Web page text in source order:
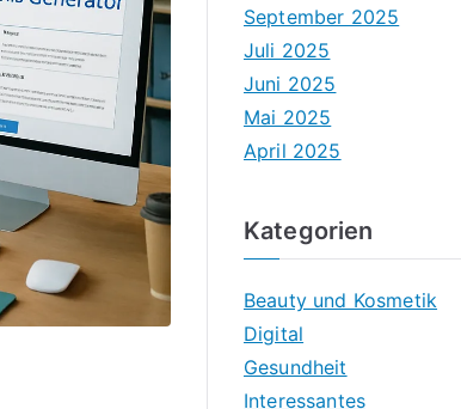
September 2025
Juli 2025
Juni 2025
Mai 2025
April 2025
Kategorien
Beauty und Kosmetik
Digital
Gesundheit
Interessantes